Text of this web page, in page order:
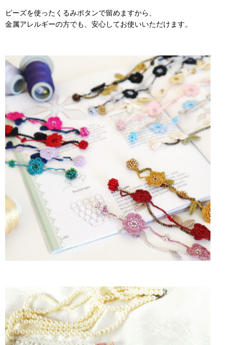
ビーズを使ったくるみボタンで留めますから、
金属アレルギーの方でも、安心してお使いいただけます。